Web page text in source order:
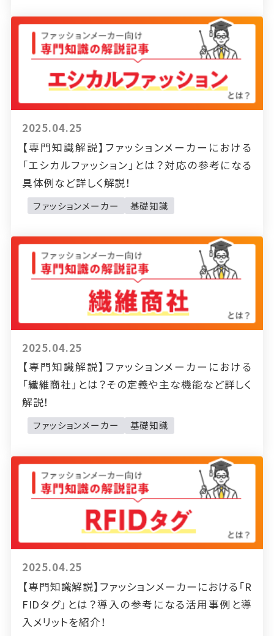
2025.04.25
【専門知識解説】ファッションメーカーにおける
「エシカルファッション」とは？対応の参考になる
具体例など詳しく解説！
ファッションメーカー 基礎知識
2025.04.25
【専門知識解説】ファッションメーカーにおける
「繊維商社」とは？その定義や主な機能など詳しく
解説！
ファッションメーカー 基礎知識
2025.04.25
【専門知識解説】ファッションメーカーにおける「R
FIDタグ」とは？導入の参考になる活用事例と導
入メリットを紹介！